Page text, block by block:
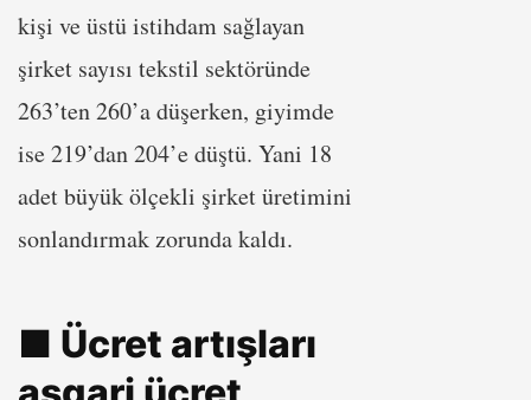
kişi ve üstü istihdam sağlayan
şirket sayısı tekstil sektöründe
263’ten 260’a düşerken, giyimde
ise 219’dan 204’e düştü. Yani 18
adet büyük ölçekli şirket üretimini
sonlandırmak zorunda kaldı.
■ Ücret artışları